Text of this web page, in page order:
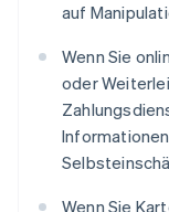
auf
Wenn Sie
oder
Wenn Sie